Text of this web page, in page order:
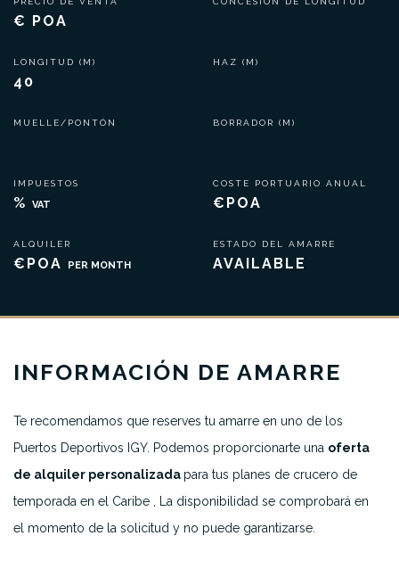
€ POA
LONGITUD (M)
40
MUELLE/PONTÓN
IMPUESTOS
% VAT
ALQUILER
€POA PER MONTH
HAZ (M)
BORRADOR (M)
COSTE PORTUARIO ANUAL
€POA
ESTADO DEL AMARRE
AVAILABLE
INFORMACIÓN DE AMARRE
Te recomendamos que reserves tu amarre en uno de los
Puertos Deportivos IGY. Podemos proporcionarte una oferta
de alquiler personalizada para tus planes de crucero de
temporada en el Caribe , La disponibilidad se comprobará en
el momento de la solicitud y no puede garantizarse.